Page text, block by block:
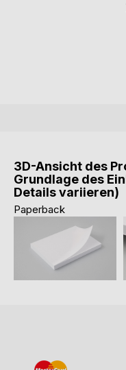
3D-Ansicht des
Grundlage des
Details variieren)
Paperback